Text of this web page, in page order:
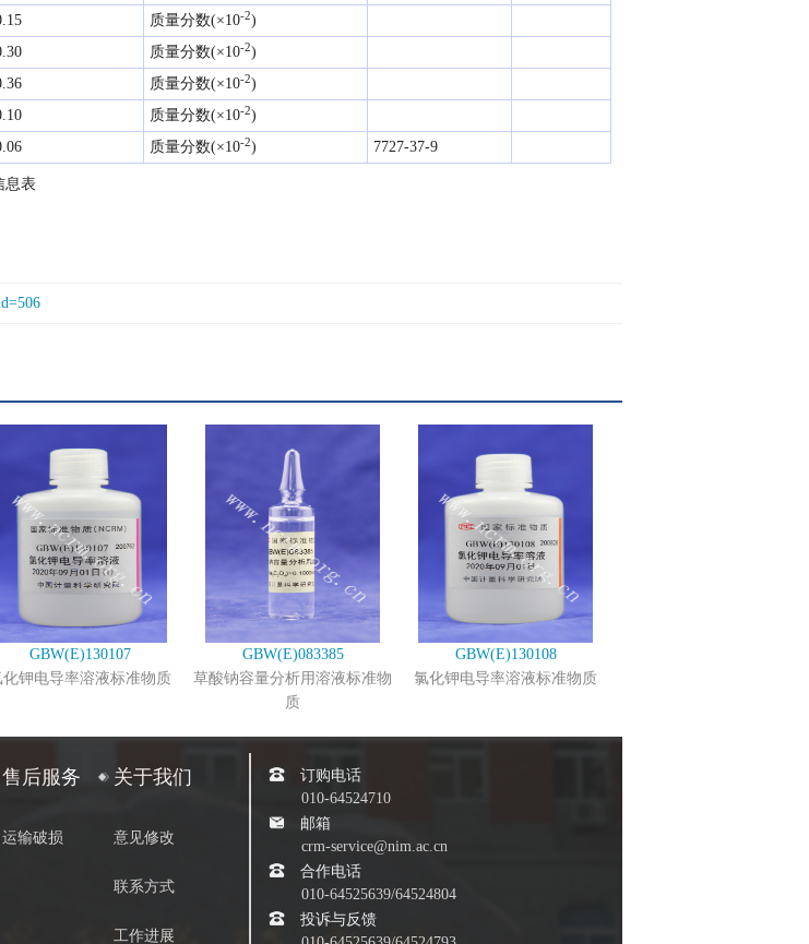
质量分数(×10-2)
质量分数(×10-2)
质量分数(×10-2)
质量分数(×10-2)
质量分数(×10-2) 7727-37-9
息表
GBW(E)130107
化钾电导率溶液标准物质
GBW(E)083385
草酸钠容量分析用溶液标准物
质
GBW(E)130108
氯化钾电导率溶液标准物质
售后服务
运输破损
关于我们
意见修改
联系方式
工作进展
订购电话
010-64524710
邮箱
crm-service@nim.ac.cn
合作电话
010-64525639/64524804
投诉与反馈